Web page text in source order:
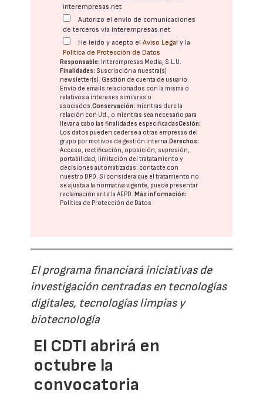
interempresas.net
Autorizo el envío de comunicaciones
de terceros vía interempresas.net
He leído y acepto elAviso Legal y la
Política de Protección de Datos
Responsable: Interempresas Media, S.L.U.
Finalidades: Suscripción a nuestra(s)
newsletter(s). Gestión de cuenta de usuario.
Envío de emails relacionados con la misma o
relativos a intereses similares o
asociados.Conservación: mientras dure la
relación con Ud., o mientras sea necesario para
llevar a cabo las finalidades especificadasCesión:
Los datos pueden cederse a otras empresas del
grupo por motivos de gestión interna. Derechos:
Acceso, rectificación, oposición, supresión,
portabilidad, limitación del tratatamiento y
decisiones automatizadas: contacte con
nuestro DPD. Si considera que el tratamiento no
se ajusta a la normativa vigente, puede presentar
reclamación ante laAEPD. Más información:
Política de Protección de Datos
El programa financiará iniciativas de
investigación centradas en tecnologías
digitales, tecnologías limpias y
biotecnología
El CDTI abrirá en
octubre la
convocatoria